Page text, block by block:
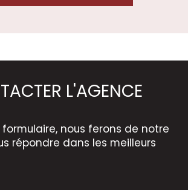
L'AGENCE
formulaire, nous ferons de notre
répondre dans les meilleurs